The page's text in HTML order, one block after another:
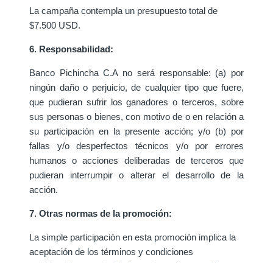
La campaña contempla un presupuesto total de
$7.500 USD.
6. Responsabilidad:
Banco Pichincha C.A no será responsable: (a) por
ningún daño o perjuicio, de cualquier tipo que fuere,
que pudieran sufrir los ganadores o terceros, sobre
sus personas o bienes, con motivo de o en relación a
su participación en la presente acción; y/o (b) por
fallas y/o desperfectos técnicos y/o por errores
humanos o acciones deliberadas de terceros que
pudieran interrumpir o alterar el desarrollo de la
acción.
7. Otras normas de la promoción:
La simple participación en esta promoción implica la
aceptación de los términos y condiciones